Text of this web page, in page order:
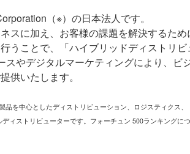
（※）の日本法人です。
スに加え、お客様の課題を解決するた
うことで、「ハイブリッドディストリ
スやデジタルマーケティングにより、ビ
供いたします。
品を中心としたディストリビューション、ロジスティクス
ィストリビューターです。フォーチュン 500ランキングにつ